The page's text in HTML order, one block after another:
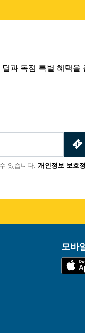
과 독점 특별 혜택을
있습니다. 개인정보 보호
모바